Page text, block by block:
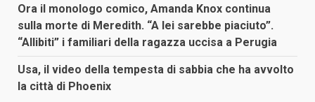
Ora il monologo comico, Amanda Knox continua
sulla morte di Meredith. “A lei sarebbe piaciuto”.
“Allibiti” i familiari della ragazza uccisa a Perugia
Usa, il video della tempesta di sabbia che ha avvolto
la città di Phoenix